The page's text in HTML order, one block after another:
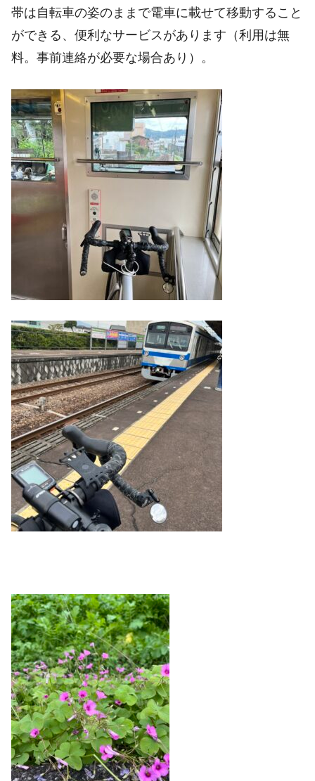
帯は自転車の姿のままで電車に載せて移動すること
ができる、便利なサービスがあります（利用は無
料。事前連絡が必要な場合あり）。